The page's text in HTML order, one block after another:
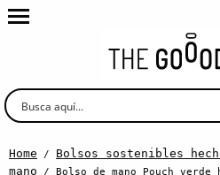
Home / Bolsos sostenibles
mano / Bolso de mano Pouch verde